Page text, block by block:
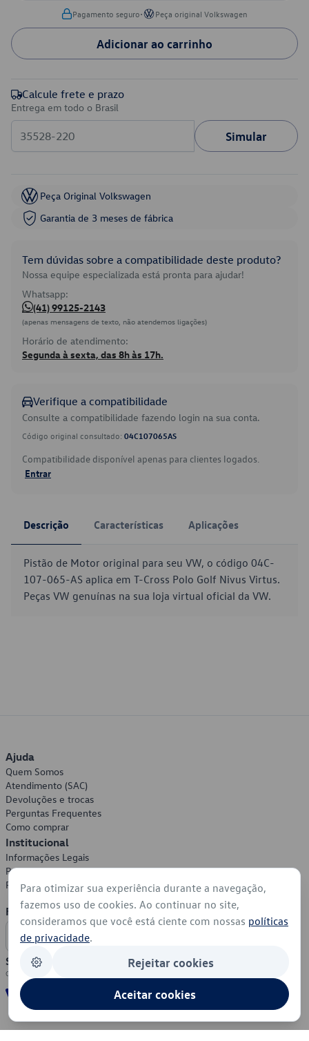
Pagamento seguro• Peça original Volkswagen
Adicionar ao carrinho
Calcule frete e prazo
Entrega em todo o Brasil
Simular
Peça Original Volkswagen
Garantia de 3 meses de fábrica
Tem dúvidas sobre a compatibilidade deste produto?
Nossa equipe especializada está pronta para ajudar!
Whatsapp:
(41) 99125-2143
(apenas mensagens de texto, não atendemos ligações)
Horário de atendimento:
Segunda à sexta, das 8h às 17h.
Verifique a compatibilidade
Consulte a compatibilidade fazendo login na sua conta.
Código original consultado: 04C107065AS
Compatibilidade disponível apenas para clientes logados.
Entrar
Descrição Características Aplicações
Pistão de Motor original para seu VW, o código 04C-
107-065-AS aplica em T-Cross Polo Golf Nivus Virtus.
Peças VW genuínas na sua loja virtual oficial da VW.
Ajuda
Quem Somos
Atendimento (SAC)
Devoluções e trocas
Perguntas Frequentes
Como comprar
Institucional
Informações Legais
Política de Privacidade
Política de Cookies
Formas de Pagamento
Segurança
Para otimizar sua experiência durante a navegação,
fazemos uso de cookies. Ao continuar no site,
consideramos que você está ciente com nossas políticas
de privacidade.
Rejeitar cookies
Aceitar cookies